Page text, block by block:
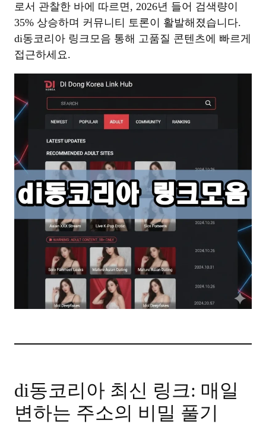
로서 관찰한 바에 따르면, 2026년 들어 검색량이
35% 상승하며 커뮤니티 토론이 활발해졌습니다.
di동코리아 링크모음 통해 고품질 콘텐츠에 빠르게
접근하세요.
di동코리아 최신 링크: 매일
변하는 주소의 비밀 풀기